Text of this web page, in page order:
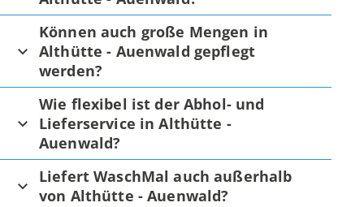
Können auch große Mengen in
Althütte - Auenwald gepflegt
werden?
Wie flexibel ist der Abhol- und
Lieferservice in Althütte -
Auenwald?
Liefert WaschMal auch außerhalb
von Althütte - Auenwald?